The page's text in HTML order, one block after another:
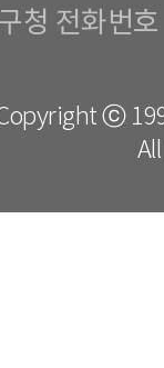
청 전화번호
ⓒ